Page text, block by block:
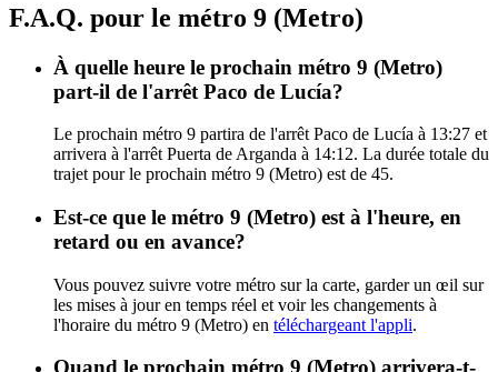
F.A.Q. pour le métro 9 (Metro)
À quelle heure le prochain métro 9 (Metro)
part-il de l'arrêt Paco de Lucía?
Le prochain métro 9 partira de l'arrêt Paco de Lucía à 13:27 et
arrivera à l'arrêt Puerta de Arganda à 14:12. La durée totale du
trajet pour le prochain métro 9 (Metro) est de 45.
Est-ce que le métro 9 (Metro) est à l'heure, en
retard ou en avance?
Vous pouvez suivre votre métro sur la carte, garder un œil sur
les mises à jour en temps réel et voir les changements à
l'horaire du métro 9 (Metro) en téléchargeant l'appli.